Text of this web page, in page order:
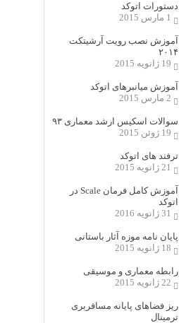
دستورات اتوکد
1 مارس 2015
آموزش نصب رویت آرشیتکت
۲۰۱۴
19 ژانویه 2015
آموزش میانبرهای اتوکد
2 مارس 2015
سوالات اسکیس ارشد معماری ۹۳
19 ژوئن 2015
ترفند های اتوکد
21 ژانویه 2015
آموزش کامل فرمان Scale در
اتوکد
31 ژانویه 2016
پایان نامه موزه آثار باستانی
18 ژانویه 2015
رابطه معماری و موسیقی
22 ژانویه 2015
ریز فضاهای پایانه مسافربری
ترمینال